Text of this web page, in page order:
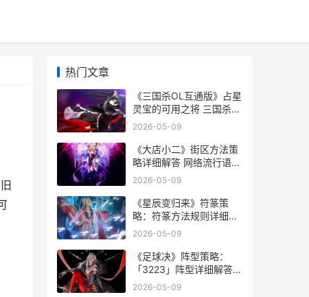
热门文章
《三国杀OL互通版》占星
灵宝的可用之将 三国杀ol
互通版兑换码
2026-05-09
《大店小二》街区方法策
略详细解答 网络流行语店
小二什么意思
2026-05-09
《星辰变归来》符篆策
略：符篆方法规则详细解
答 《星辰变归来》上线了
2026-05-09
《足球决》阵型策略：
「3223」阵型详细解答
决胜足球攻略
2026-05-09